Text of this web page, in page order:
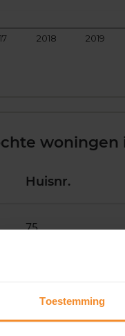
Toestemming
2018 2019
woningen
Huisnr.
75
1